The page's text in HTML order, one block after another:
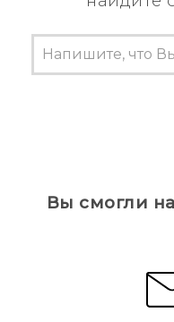
Вы смогли